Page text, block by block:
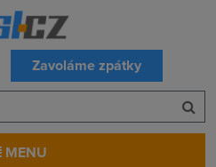
Zavoláme zpátky
MENU